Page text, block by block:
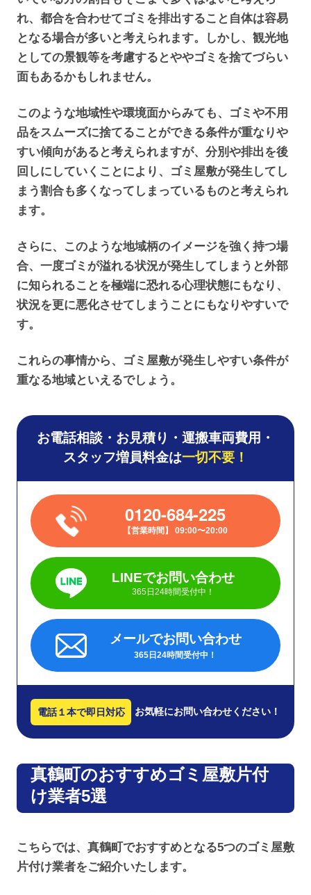
れ、都合を合わせてゴミを排出すること自体は容易
となる場合が多いと考えられます。しかし、観光地
としての景観等を考慮するとややゴミを捨てづらい
面もあるかもしれません。
このような地域性や環境面からみても、ゴミや不用
品をスムーズに捨てることができる条件が重なりや
すい傾向があると考えられますが、分別や排出を後
回しにしていくことにより、ゴミ屋敷が発生してし
まう割合も多くなってしまっているものと考えられ
ます。
さらに、このような地域柄のイメージを強く持つ場
合、一度ゴミが溢れる状況が発生してしまうと外部
に知られることを極端に恐れる心理状態にもなり、
状況を更に悪化させてしまうことにもなりやすいで
す。
これらの事情から、ゴミ屋敷が発生しやすい条件が
重なる地域といえるでしょう。
お電話相談・お見積り・運搬車両費用・
スタッフ増員料金は一切不要！
0120-684-225
営業時間 09:00〜20:00
LINEでお問い合わせ
365日24時間受付中！
メールでお問い合わせ
365日24時間受付中！
電話１本で即日対応 お気軽にお問い合わせください！
真鶴町のおすすめゴミ屋敷片付
け業者5選
こちらでは、真鶴町でおすすめとなる5つのゴミ屋敷
片付け業者をご紹介いたします。